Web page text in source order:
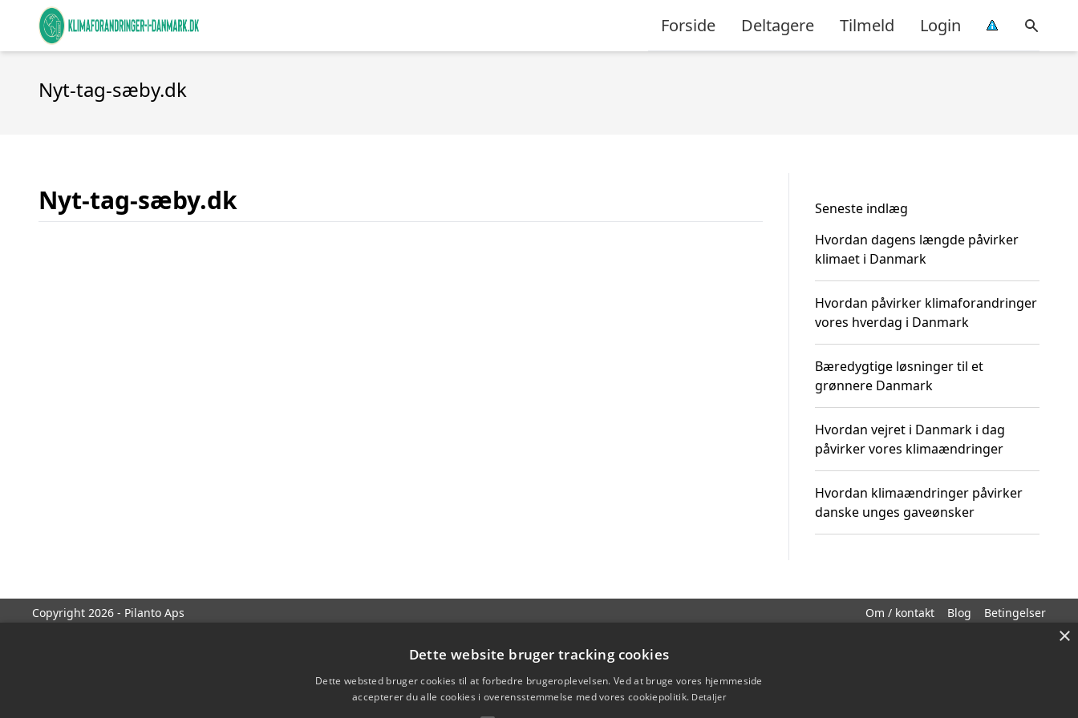
Forside Deltagere Tilmeld Login
Nyt-tag-sæby.dk
Nyt-tag-sæby.dk
Seneste indlæg
Hvordan dagens længde påvirker
klimaet i Danmark
Hvordan påvirker klimaforandringer
vores hverdag i Danmark
Bæredygtige løsninger til et
grønnere Danmark
Hvordan vejret i Danmark i dag
påvirker vores klimaændringer
Hvordan klimaændringer påvirker
danske unges gaveønsker
Copyright 2026 - Pilanto Aps Om / kontakt Blog Betingelser
×
Dette website bruger tracking cookies
Dette websted bruger cookies til at forbedre brugeroplevelsen. Ved at bruge vores hjemmeside
accepterer du alle cookies i overensstemmelse med vores cookiepolitik. Detaljer